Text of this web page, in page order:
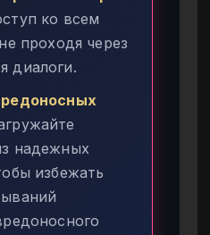
ко всем
проходя через
диалоги.
надежных
избежать